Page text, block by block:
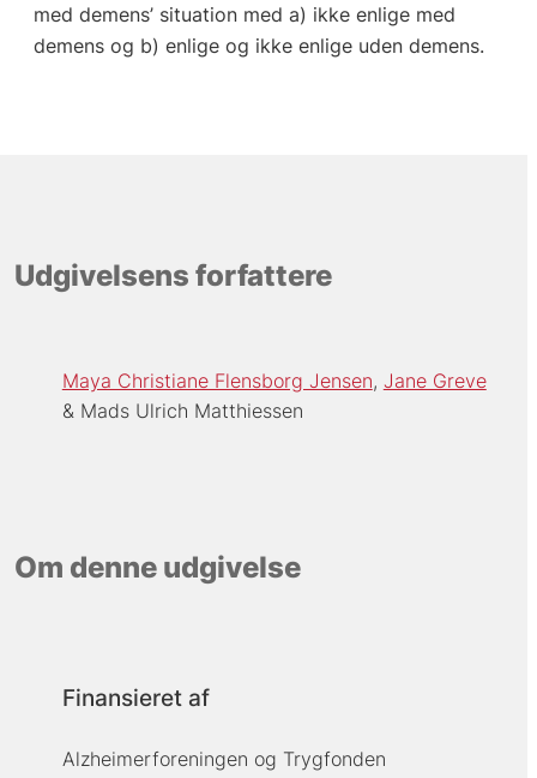
med demens’ situation med a) ikke enlige med
demens og b) enlige og ikke enlige uden demens.
Udgivelsens forfattere
Maya Christiane Flensborg Jensen Jane Greve
Mads Ulrich Matthiessen
Om denne udgivelse
Finansieret af
Alzheimerforeningen og Trygfonden